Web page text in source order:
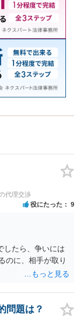
代理交渉
役にたった 9
したら、争いには
のに、相手が取り
問題は？